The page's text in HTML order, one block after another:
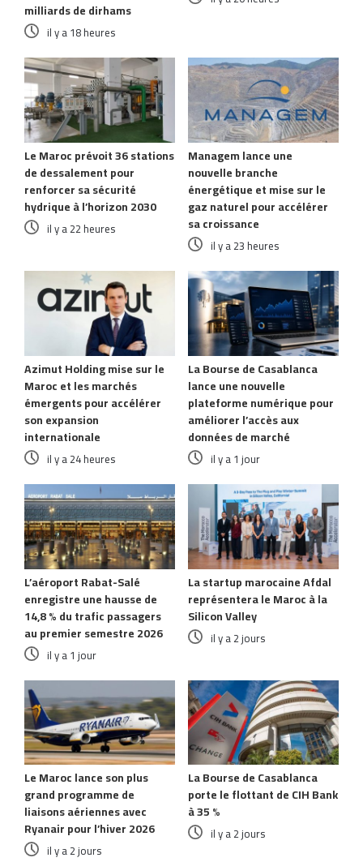
milliards de dirhams
il y a 18 heures
Le Maroc prévoit 36 stations
de dessalement pour
renforcer sa sécurité
hydrique à l’horizon 2030
il y a 22 heures
Managem lance une
nouvelle branche
énergétique et mise sur le
gaz naturel pour accélérer
sa croissance
il y a 23 heures
Azimut Holding mise sur le
Maroc et les marchés
émergents pour accélérer
son expansion
internationale
il y a 24 heures
La Bourse de Casablanca
lance une nouvelle
plateforme numérique pour
améliorer l’accès aux
données de marché
il y a 1 jour
L’aéroport Rabat-Salé
enregistre une hausse de
14,8 % du trafic passagers
au premier semestre 2026
il y a 1 jour
La startup marocaine Afdal
représentera le Maroc à la
Silicon Valley
il y a 2 jours
Le Maroc lance son plus
grand programme de
liaisons aériennes avec
Ryanair pour l’hiver 2026
il y a 2 jours
La Bourse de Casablanca
porte le flottant de CIH Bank
à 35 %
il y a 2 jours